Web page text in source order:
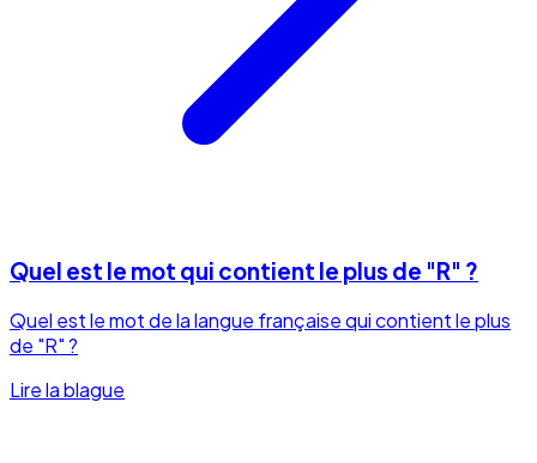
Quel est le mot qui contient le plus de "R" ?
Quel est le mot de la langue française qui contient le plus
de "R" ?
Lire la blague